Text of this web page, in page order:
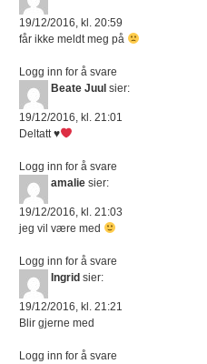
19/12/2016, kl. 20:59
får ikke meldt meg på
Logg inn for å svare
Beate Juul sier:
19/12/2016, kl. 21:01
Deltatt♥️
Logg inn for å svare
amalie sier:
19/12/2016, kl. 21:03
jeg vil være med
Logg inn for å svare
Ingrid sier:
19/12/2016, kl. 21:21
Blir gjerne med
Logg inn for å svare